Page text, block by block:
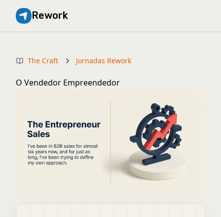
Rework
The Craft Jornadas Rework
O Vendedor Empreendedor